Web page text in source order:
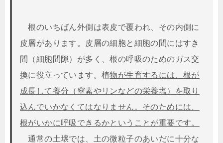
根のいちばん外側は表皮で覆われ、その内側に
皮層があります。皮層の細胞と細胞の間にはすき
間（細胞間隙）が多く、根の呼吸のためのガス交
換に役立っています。植物が生育するには、根が
成長して養分（窒素やリンなどの栄養塩）を取り
込んでいかなくてはなりません。そのためには、
根がいかに呼吸できるかということが重要です。
通常の土壌では、土の微粒子のあいだに十分な